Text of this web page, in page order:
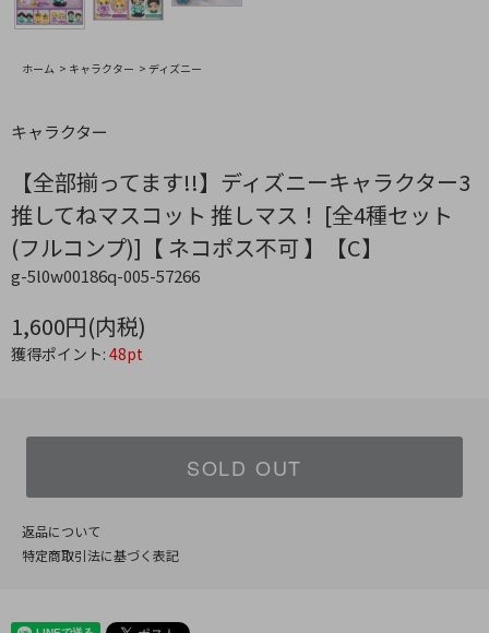
ホーム > キャラクター > ディズニー
キャラクター
【全部揃ってます!!】ディズニーキャラクター3
推してねマスコット 推しマス！ [全4種セット
(フルコンプ)]【 ネコポス不可 】【C】
g-5l0w00186q-005-57266
1,600円(内税)
獲得ポイント: 48pt
SOLD OUT
返品について
特定商取引法に基づく表記